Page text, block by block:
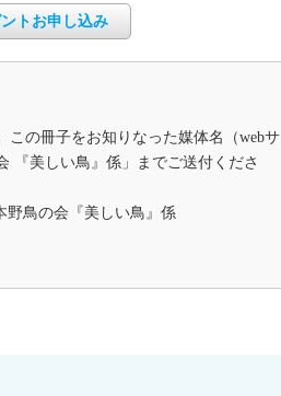
トお申し込み
の冊子をお知りなった媒体名（webサ
『美しい鳥』係」までご送付くださ
鳥の会『美しい鳥』係